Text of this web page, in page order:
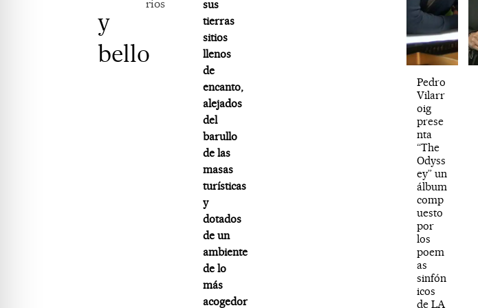
y
bello
rios
sus
tierras
sitios
llenos
de
encanto,
alejados
del
barullo
de las
masas
turísticas
y
dotados
de un
ambiente
de lo
más
acogedor
Pedro
Vilarr
oig
prese
nta
“The
Odyss
ey” un
álbum
comp
uesto
por
los
poem
as
sinfón
icos
de LA